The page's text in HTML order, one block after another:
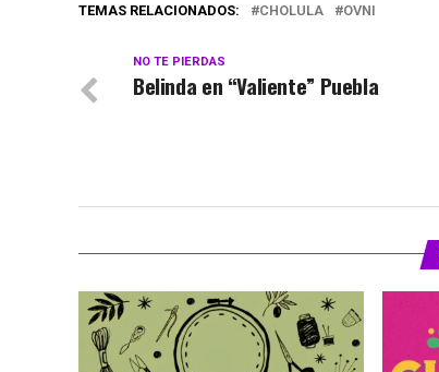
TEMAS RELACIONADOS: CHOLULA OVNI
NO TE PIERDAS
Belinda en “Valiente” Puebla